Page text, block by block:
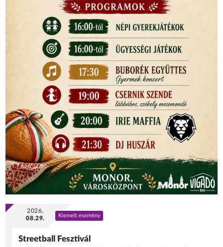
2026.
08.29.
Kiemelt esemény
Streetball Fesztivál